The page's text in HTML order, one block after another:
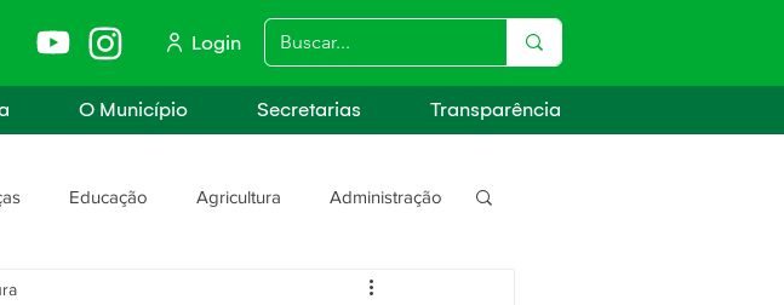
Login
O Município Secretarias Transparência
Educação Agricultura Administração